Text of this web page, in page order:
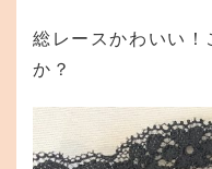
総レースかわいい！
か？